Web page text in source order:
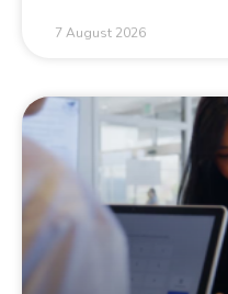
7 August 2026